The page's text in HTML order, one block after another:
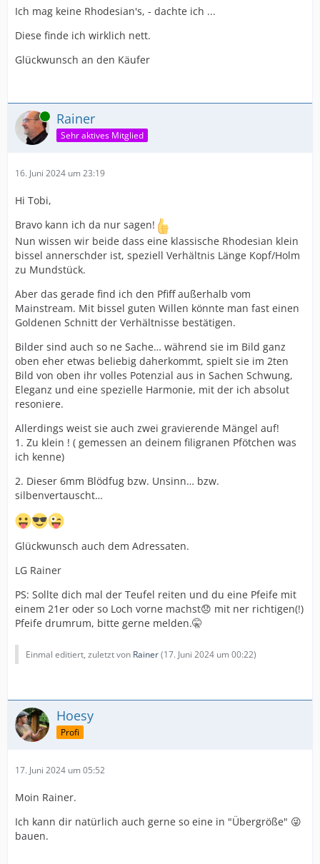
Ich mag keine Rhodesian's, - dachte ich ...
Diese finde ich wirklich nett.
Glückwunsch an den Käufer
Online Rainer
Sehr aktives Mitglied
16. Juni 2024 um 23:19
Hi Tobi,
Bravo kann ich da nur sagen!
Nun wissen wir beide dass eine klassische Rhodesian klein
bissel annerschder ist, speziell Verhältnis Länge Kopf/Holm
zu Mundstück.
Aber das gerade find ich den Pfiff außerhalb vom
Mainstream. Mit bissel guten Willen könnte man fast einen
Goldenen Schnitt der Verhältnisse bestätigen.
Bilder sind auch so ne Sache… während sie im Bild ganz
oben eher etwas beliebig daherkommt, spielt sie im 2ten
Bild von oben ihr volles Potenzial aus in Sachen Schwung,
Eleganz und eine spezielle Harmonie, mit der ich absolut
resoniere.
Allerdings weist sie auch zwei gravierende Mängel auf!
1. Zu klein ! ( gemessen an deinem filigranen Pfötchen was
ich kenne)
2. Dieser 6mm Blödfug bzw. Unsinn… bzw.
silbenvertauscht…
Glückwunsch auch dem Adressaten.
LG Rainer
PS: Sollte dich mal der Teufel reiten und du eine Pfeife mit
einem 21er oder so Loch vorne machst😞 mit ner richtigen(!)
Pfeife drumrum, bitte gerne melden.🤫
Einmal editiert, zuletzt von Rainer(17. Juni 2024 um 00:22)
Hoesy
Profi
17. Juni 2024 um 05:52
Moin Rainer.
Ich kann dir natürlich auch gerne so eine in "Übergröße" 😜
bauen.